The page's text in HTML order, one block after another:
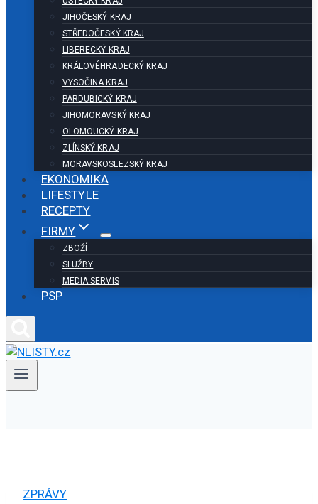
JIHOČESKÝ KRAJ
STŘEDOČESKÝ KRAJ
LIBERECKÝ KRAJ
KRÁLOVÉHRADECKÝ KRAJ
VYSOČINA KRAJ
PARDUBICKÝ KRAJ
JIHOMORAVSKÝ KRAJ
OLOMOUCKÝ KRAJ
ZLÍNSKÝ KRAJ
MORAVSKOSLEZSKÝ KRAJ
EKONOMIKA
LIFESTYLE
RECEPTY
FIRMY
ZBOŽÍ
SLUŽBY
MEDIA SERVIS
PSP
ZPRÁVY